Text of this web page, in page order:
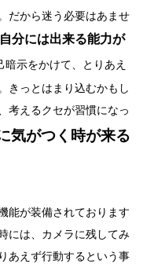
だから迷う必要はあませ
自分には出来る能力が
暗示をかけて、とりあえ
きっとはまり込むかもし
考えるクセが習慣になっ
気がつく時が来る
能が装備されております
には、カメラに残してみ
あえず行動するという事